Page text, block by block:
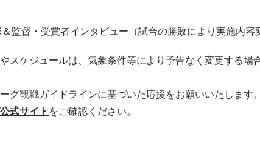
監督・受賞者インタビュー（試合の勝敗により実施内容
スケジュールは、気象条件等により予告なく変更する場
グ観戦ガイドラインに基づいた応援をお願いいたします。
式サイト をご確認ください。